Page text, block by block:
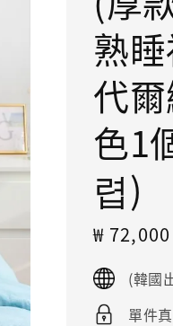
熟
代
色1
렵)
Sale
price
₩ 72,000
(韓國
單件